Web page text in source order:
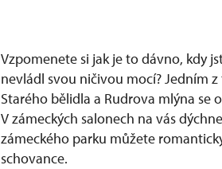
Vzpomenete si jak je to dávno, kdy
nevládl svou ničivou mocí? Jedním
Starého bělidla a Rudrova mlýna se
V zámeckých salonech na vás
zámeckého parku můžete
schovance.